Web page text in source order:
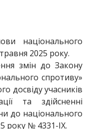
національного
2025 року.
змін до Закону
спротиву»
досвіду учасників
та здійсненні
до національного
року № 4331-ІХ.